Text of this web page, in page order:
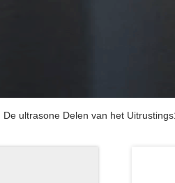
De ultrasone Delen van het